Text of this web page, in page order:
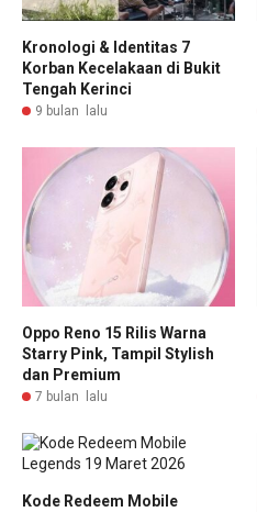
Kronologi & Identitas 7
Korban Kecelakaan di Bukit
Tengah Kerinci
9 bulan lalu
Oppo Reno 15 Rilis Warna
Starry Pink, Tampil Stylish
dan Premium
7 bulan lalu
Kode Redeem Mobile